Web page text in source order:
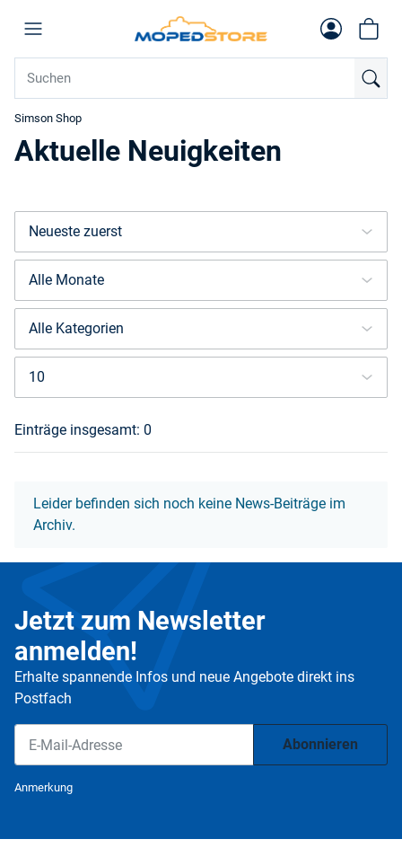
Simson Shop
Aktuelle Neuigkeiten
Einträge insgesamt: 0
xLeider befinden sich noch keine News-Beiträge im
Archiv.
Jetzt zum Newsletter
anmelden!
Erhalte spannende Infos und neue Angebote direkt ins
Postfach
Abonnieren
Anmerkung